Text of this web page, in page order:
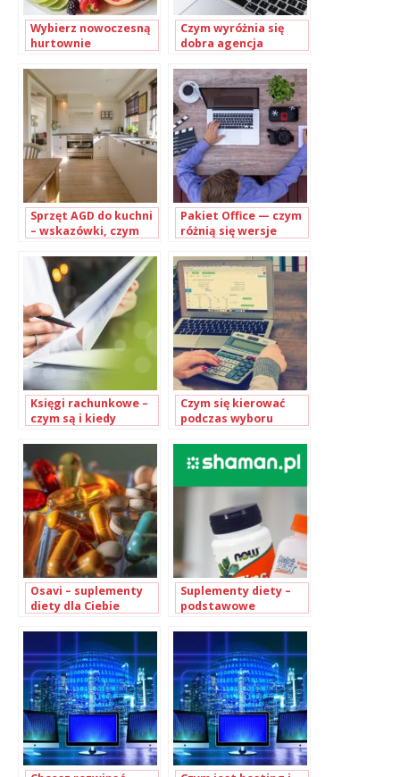
Wybierz nowoczesną
hurtownie
Czym wyróżnia się
dobra agencja
Poznaniu?
Sprzęt AGD do kuchni
– wskazówki, czym
wyborze
Pakiet Office — czym
różnią się wersje
Księgi rachunkowe –
czym są i kiedy
Czym się kierować
podczas wyboru
księgowego?
Osavi – suplementy
diety dla Ciebie
Suplementy diety –
podstawowe